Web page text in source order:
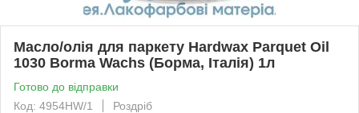
Масло/олія для паркету Hardwax Parquet Oil
1030 Borma Wachs (Борма, Італія) 1л
Готово до відправки
Код: 4954HW/1
Роздріб